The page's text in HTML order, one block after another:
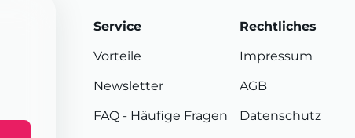
Service
Vorteile
Newsletter
FAQ - Häufige Fragen
Rechtliches
Impressum
AGB
Datenschutz